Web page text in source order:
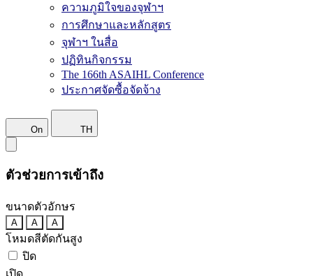
ความภูมิใจของจุฬาฯ
การศึกษาและหลักสูตร
จุฬาฯ ในสื่อ
ปฏิทินกิจกรรม
The 166th ASAIHL Conference
ประกาศจัดซื้อจัดจ้าง
On TH
ตัวช่วยการเข้าถึง
ขนาดตัวอักษร
A A A
โหมดสีตัดกันสูง
ปิด